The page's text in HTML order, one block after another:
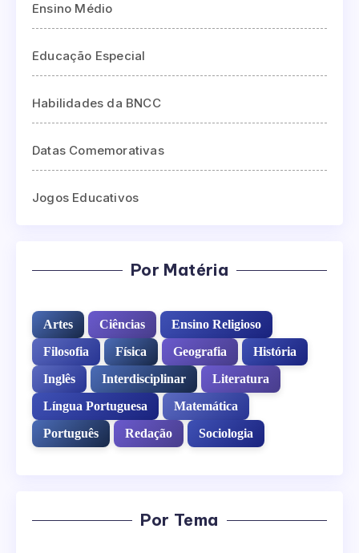
Ensino Médio
Educação Especial
Habilidades da BNCC
Datas Comemorativas
Jogos Educativos
Por Matéria
Artes Ciências
Ensino Religioso
Filosofia
Física Geografia
História
Inglês
Interdisciplinar
Literatura
Língua Portuguesa
Matemática
Português
Redação Sociologia
Por Tema